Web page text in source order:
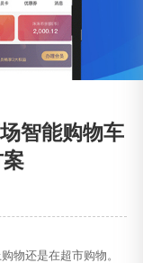
智能购物车
物还是在超市购物。